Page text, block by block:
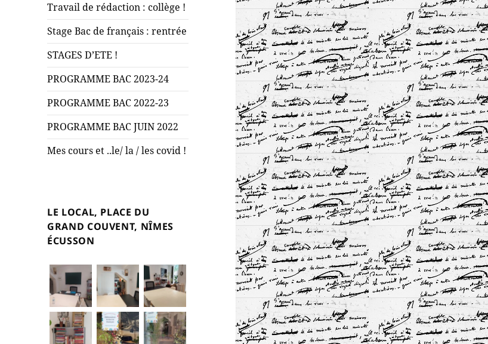
Travail de rédaction : collège !
Stage Bac de français : rentrée
STAGES D’ETE !
PROGRAMME BAC 2023-24
PROGRAMME BAC 2022-23
PROGRAMME BAC JUIN 2022
Mes cours et ..le/ la / les covid !
LE LOCAL, PLACE DU
GRAND COUVENT, NÎMES
ÉCUSSON